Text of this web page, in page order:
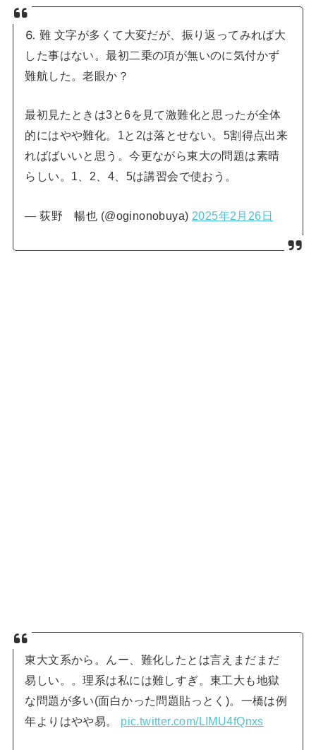
⒍ 難 文字が多くて大変だが、振り返ってみれば大
した事はない。最初二乗の項が無いのに気付かず
難航した。老眼か？
最初見たときは3と6を見て激難化と思ったが全体
的にはやや難化。1と2は落とせない。5割得点出来
ればばいいと思う。今更ながら東大の問題は素晴
らしい。1、2、4、5は講習会で使おう。
— 荻野 暢也 (@oginonobuya) 2025年2月26日
東大文系から。んー、難化したとは言えまだまだ
易しい。。理系は私には難しすぎ。東工大も地獄
な問題が多い(面白かった問題貼っとく)。一橋は例
年よりはやや易。 pic.twitter.com/LIMU4fQnxs